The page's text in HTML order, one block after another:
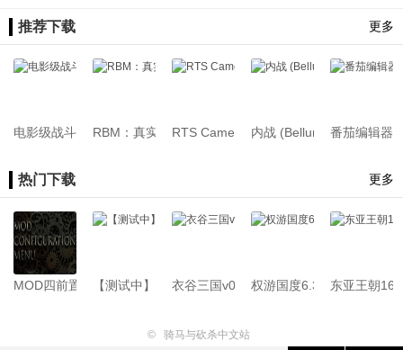
推荐下载 更多
电影级战斗[支持1.2.X-1.4.X/战帆][汉化版][7.18更新]
RBM：真实战斗模组 (Realistic Battle Mod) 简体/繁體
RTS Camera自由视角[支持战帆/本体
内战 (Bellum Civile) 简体/
番茄编辑器[
热门下载 更多
MOD四前置[支持1.4.x-1.1.x]26.07.22
【测试中】新版骑砍中文站Mod管理器
衣谷三国v0.1.3.61[支持1.2.12][Demo版
权游国度6.3.3[支持1.2.12-
东亚王朝
© 骑马与砍杀中文站